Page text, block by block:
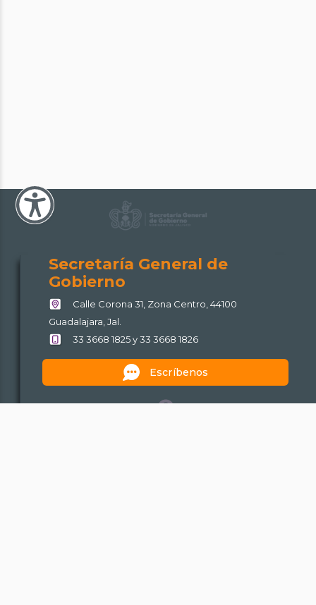
Secretaría General de
Gobierno
Calle Corona 31, Zona Centro, 44100
Guadalajara, Jal.
33 3668 1825 y 33 3668 1826
Escríbenos